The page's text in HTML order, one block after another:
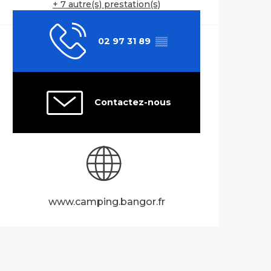
+ 7 autre(s) prestation(s)
02 97 31 89 ▒▒
Contactez-nous
www.camping.bangor.fr